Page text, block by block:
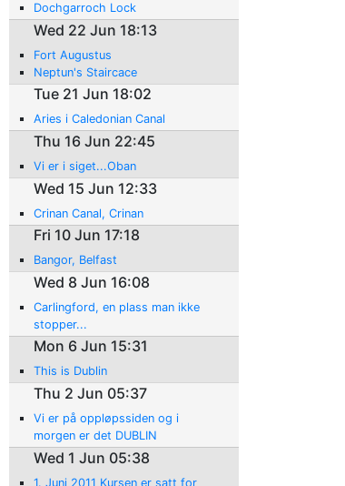
Dochgarroch Lock
Wed 22 Jun 18:13
Fort Augustus
Neptun's Staircace
Tue 21 Jun 18:02
Aries i Caledonian Canal
Thu 16 Jun 22:45
Vi er i siget...Oban
Wed 15 Jun 12:33
Crinan Canal, Crinan
Fri 10 Jun 17:18
Bangor, Belfast
Wed 8 Jun 16:08
Carlingford, en plass man ikke
stopper...
Mon 6 Jun 15:31
This is Dublin
Thu 2 Jun 05:37
Vi er på oppløpssiden og i
morgen er det DUBLIN
Wed 1 Jun 05:38
1. Juni 2011 Kursen er satt for